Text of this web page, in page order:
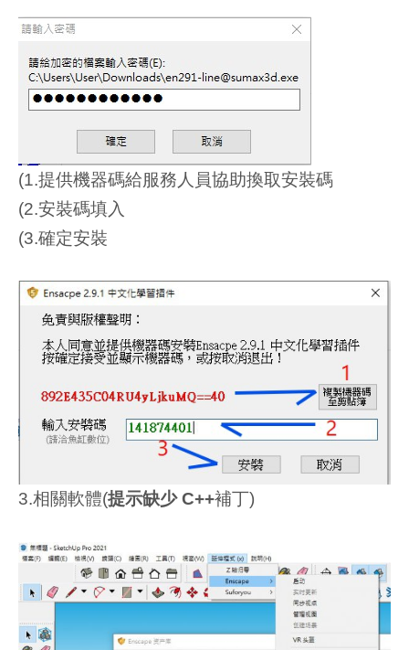
(1.提供機器碼給服務人員協助換取安裝碼
(2.安裝碼填入
(3.確定安裝
3.相關軟體(提示缺少 C++補丁)